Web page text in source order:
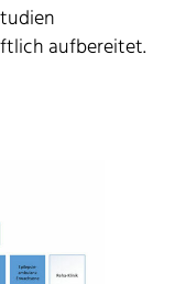
aufbereitet.